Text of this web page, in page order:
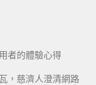
者的體驗心得
，慈濟人澄清網路